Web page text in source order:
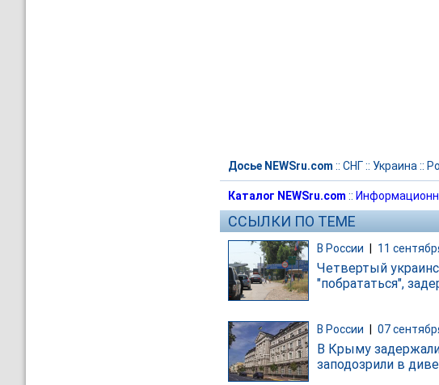
Досье NEWSru.com :: СНГ:: Украина ::
Каталог NEWSru.com ::
ССЫЛКИ ПО ТЕМЕ
В России 11
Четвертый
"побрататься",
В России 07
В Крыму
заподозрили в